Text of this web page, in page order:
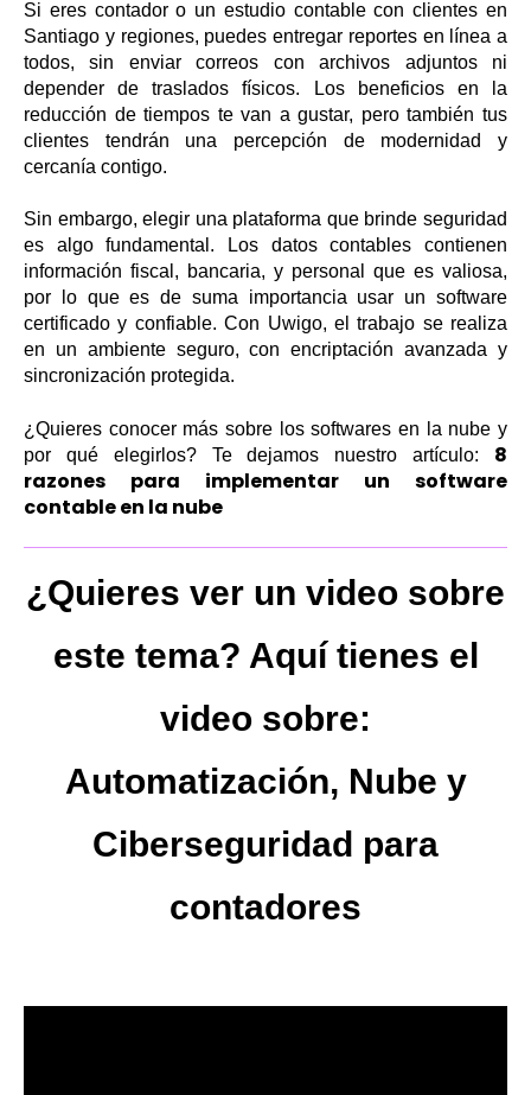
Si eres contador o un estudio contable con clientes en
Santiago y regiones, puedes entregar reportes en línea a
todos, sin enviar correos con archivos adjuntos ni
depender de traslados físicos. Los beneficios en la
reducción de tiempos te van a gustar, pero también tus
clientes tendrán una percepción de modernidad y
cercanía contigo.
Sin embargo, elegir una plataforma que brinde seguridad
es algo fundamental. Los datos contables contienen
información fiscal, bancaria, y personal que es valiosa,
por lo que es de suma importancia usar un software
certificado y confiable. Con Uwigo, el trabajo se realiza
en un ambiente seguro, con encriptación avanzada y
sincronización protegida.
¿Quieres conocer más sobre los softwares en la nube y
por qué elegirlos? Te dejamos nuestro artículo: 8
razones para implementar un software
contable en la nube
¿Quieres ver un video sobre
este tema? Aquí tienes el
video sobre:
Automatización, Nube y
Ciberseguridad para
contadores